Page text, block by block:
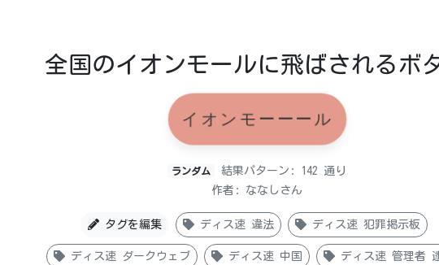
全国のイオンモールに飛ばされるボ
イオンモーーール
ランダム
結果パターン: 142 通り
作者: ななしさん
タグを編集 ディス速 違法 ディス速 犯罪掲示板
ディス速 ダークウェブ ディス速 中国 ディス速 管理者